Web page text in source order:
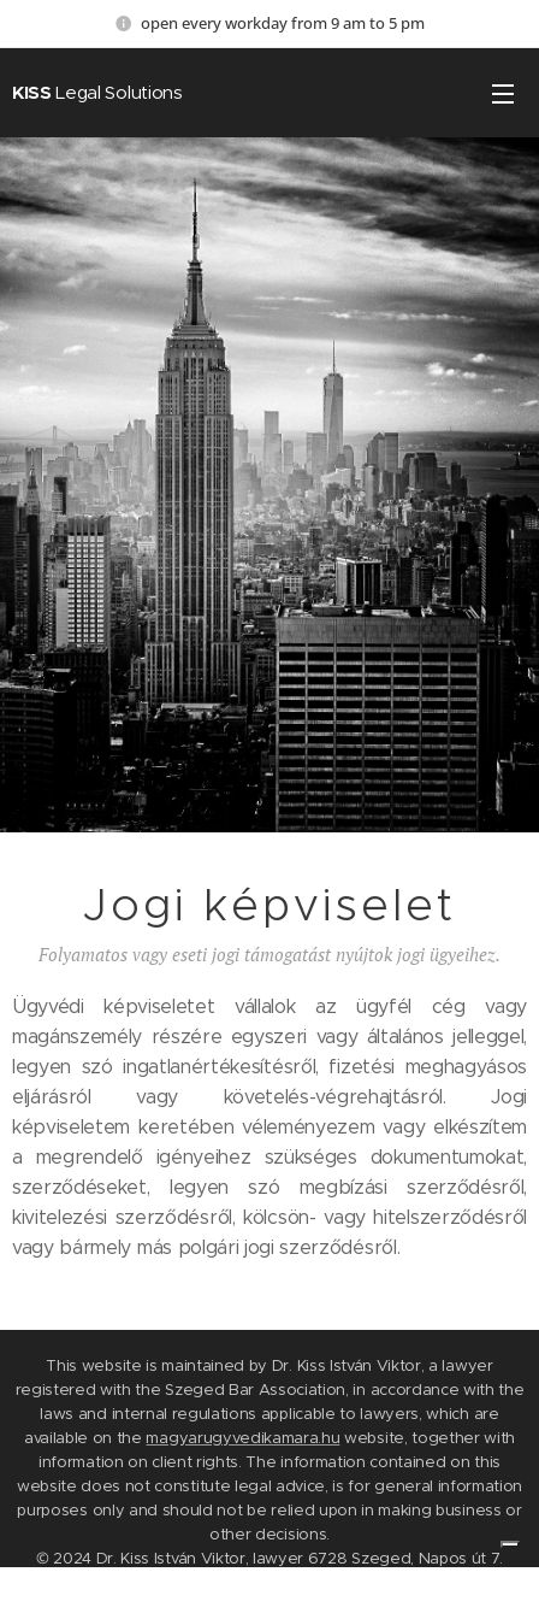
open every workday from 9 am to 5 pm
KISSLegal Solutions
Jogi képviselet
Folyamatos vagy eseti jogi támogatást nyújtok jogi ügyeihez.
Ügyvédi képviseletet vállalok az ügyfél cég vagy
magánszemély részére egyszeri vagy általános jelleggel,
legyen szó ingatlanértékesítésről, fizetési meghagyásos
eljárásról vagy követelés-végrehajtásról. Jogi
képviseletem keretében véleményezem vagy elkészítem
a megrendelő igényeihez szükséges dokumentumokat,
szerződéseket, legyen szó megbízási szerződésről,
kivitelezési szerződésről, kölcsön- vagy hitelszerződésről
vagy bármely más polgári jogi szerződésről.
This website is maintained by Dr. Kiss István Viktor, a lawyer
registered with the Szeged Bar Association, in accordance with the
laws and internal regulations applicable to lawyers, which are
available on the magyarugyvedikamara.hu website, together with
information on client rights. The information contained on this
website does not constitute legal advice, is for general information
purposes only and should not be relied upon in making business or
other decisions.
© 2024 Dr. Kiss István Viktor, lawyer 6728 Szeged, Napos út 7.